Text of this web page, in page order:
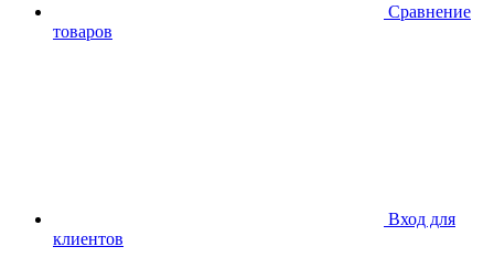
Сравнение
товаров
Вход для
клиентов